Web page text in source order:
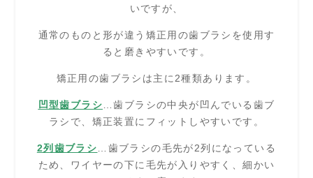
いですが、
通常のものと形が違う矯正用の歯ブラシを使用す
ると磨きやすいです。
矯正用の歯ブラシは主に2種類あります。
凹型歯ブラシ …歯ブラシの中央が凹んでいる歯ブ
ラシで、矯正装置にフィットしやすいです。
2列歯ブラシ …歯ブラシの毛先が2列になっている
ため、ワイヤーの下に毛先が入りやすく、細かい